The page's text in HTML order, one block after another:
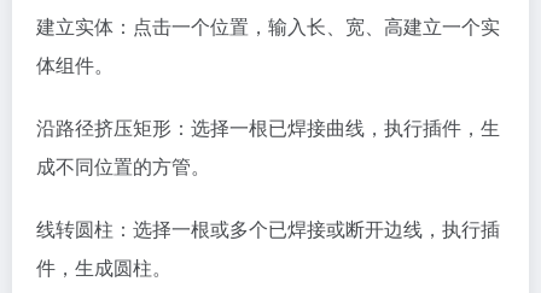
建立实体：点击一个位置，输入长、宽、高建立一个实
体组件。
沿路径挤压矩形：选择一根已焊接曲线，执行插件，生
成不同位置的方管。
线转圆柱：选择一根或多个已焊接或断开边线，执行插
件，生成圆柱。